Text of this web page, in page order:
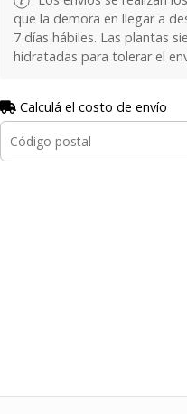
que la demora en llegar a
7 días hábiles. Las plantas
hidratadas para tolerar el
Calculá el costo de envío